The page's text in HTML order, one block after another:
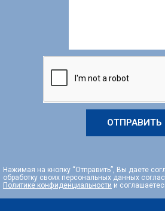
ОТПРАВИТЬ
Нажимая на кнопку “Отправить”, Вы даете
обработку своих персональных данных
Политике конфиденциальности и